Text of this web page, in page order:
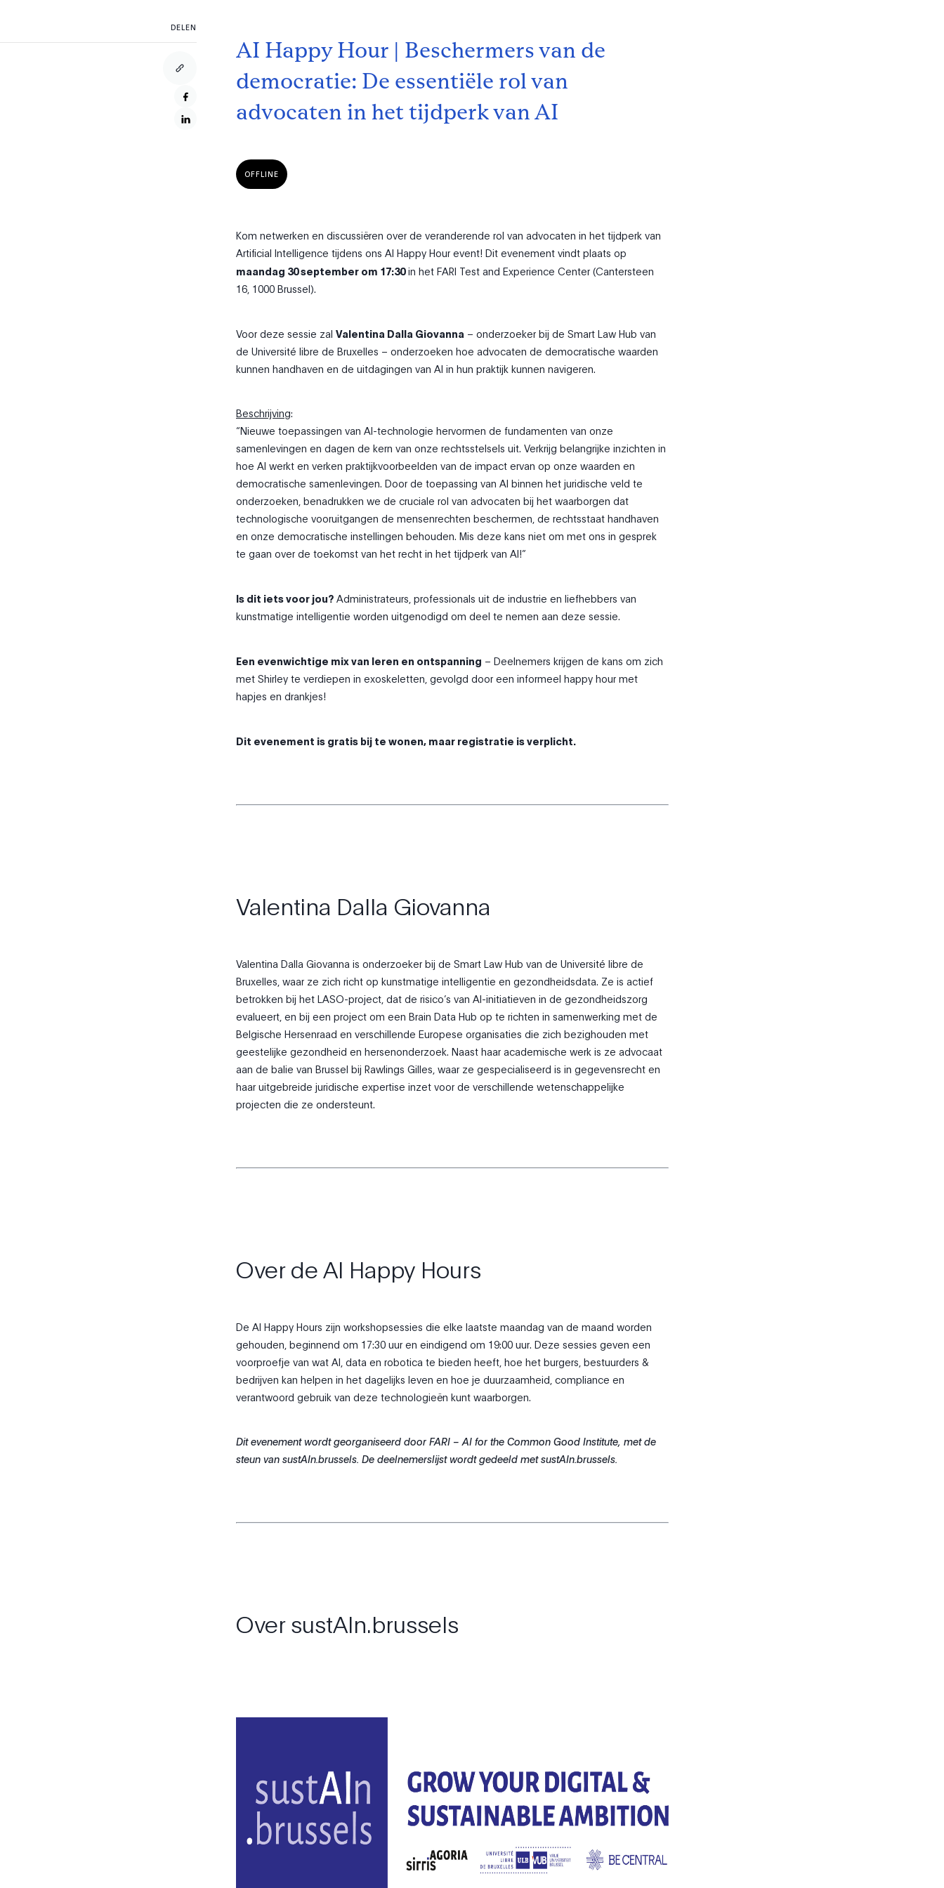
AI Happy Hour | Beschermers van de
democratie: De essentiële rol van
advocaten in het tijdperk van AI
OFFLINE
Kom netwerken en discussiëren over de veranderende rol van advocaten in het tijdperk van
Artificial Intelligence tijdens ons AI Happy Hour event! Dit evenement vindt plaats op
maandag 30 september om 17:30in het FARI Test and Experience Center (Cantersteen
16, 1000 Brussel).
Voor deze sessie zal Valentina Dalla Giovanna – onderzoeker bij de Smart Law Hub van
de Université libre de Bruxelles – onderzoeken hoe advocaten de democratische waarden
kunnen handhaven en de uitdagingen van AI in hun praktijk kunnen navigeren.
Beschrijving:
“Nieuwe toepassingen van AI-technologie hervormen de fundamenten van onze
samenlevingen en dagen de kern van onze rechtsstelsels uit. Verkrijg belangrijke inzichten in
hoe AI werkt en verken praktijkvoorbeelden van de impact ervan op onze waarden en
democratische samenlevingen. Door de toepassing van AI binnen het juridische veld te
onderzoeken, benadrukken we de cruciale rol van advocaten bij het waarborgen dat
technologische vooruitgangen de mensenrechten beschermen, de rechtsstaat handhaven
en onze democratische instellingen behouden. Mis deze kans niet om met ons in gesprek
te gaan over de toekomst van het recht in het tijdperk van AI!”
Is dit iets voor jou? Administrateurs, professionals uit de industrie en liefhebbers van
kunstmatige intelligentie worden uitgenodigd om deel te nemen aan deze sessie.
Een evenwichtige mix van leren en ontspanning – Deelnemers krijgen de kans om zich
met Shirley te verdiepen in exoskeletten, gevolgd door een informeel happy hour met
hapjes en drankjes!
Dit evenement is gratis bij te wonen, maar registratie is verplicht.
Valentina Dalla Giovanna
Valentina Dalla Giovanna is onderzoeker bij de Smart Law Hub van de Université libre de
Bruxelles, waar ze zich richt op kunstmatige intelligentie en gezondheidsdata. Ze is actief
betrokken bij het LASO-project, dat de risico’s van AI-initiatieven in de gezondheidszorg
evalueert, en bij een project om een Brain Data Hub op te richten in samenwerking met de
Belgische Hersenraad en verschillende Europese organisaties die zich bezighouden met
geestelijke gezondheid en hersenonderzoek. Naast haar academische werk is ze advocaat
aan de balie van Brussel bij Rawlings Gilles, waar ze gespecialiseerd is in gegevensrecht en
haar uitgebreide juridische expertise inzet voor de verschillende wetenschappelijke
projecten die ze ondersteunt.
Over de AI Happy Hours
De AI Happy Hours zijn workshopsessies die elke laatste maandag van de maand worden
gehouden, beginnend om 17:30 uur en eindigend om 19:00 uur. Deze sessies geven een
voorproefje van wat Al, data en robotica te bieden heeft, hoe het burgers, bestuurders &
bedrijven kan helpen in het dagelijks leven en hoe je duurzaamheid, compliance en
verantwoord gebruik van deze technologieën kunt waarborgen.
Dit evenement wordt georganiseerd door FARI – AI for the Common Good Institute, met de
steun van sustAIn.brussels. De deelnemerslijst wordt gedeeld met sustAIn.brussels.
Over sustAIn.brussels
DELEN